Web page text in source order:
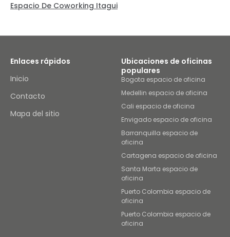
Espacio De Coworking Itagui
Enlaces rápidos
Inicio
Contacto
Mapa del sitio
Ubicaciones de oficinas
populares
Bogota espacio de oficina
Medellin espacio de oficina
Cali espacio de oficina
Envigado espacio de oficina
Barranquilla espacio de
oficina
Cartagena espacio de oficina
Santa Marta espacio de
oficina
Puerto Colombia espacio de
oficina
Puerto Colombia espacio de
oficina